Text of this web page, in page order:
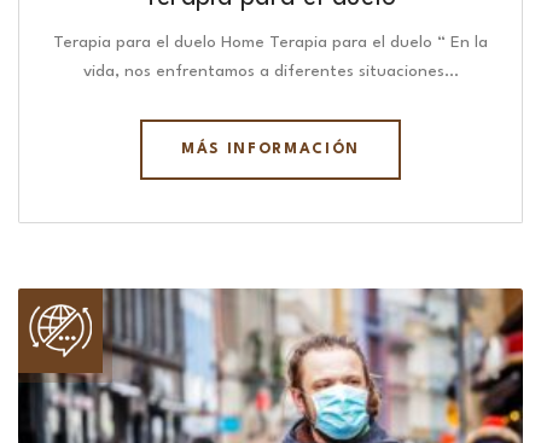
Terapia para el duelo Home Terapia para el duelo “ En la
vida, nos enfrentamos a diferentes situaciones…
MÁS INFORMACIÓN